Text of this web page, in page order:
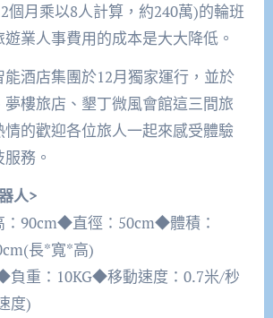
個月乘以8人計算，約240萬)的輪班
業人事費用的成本是大大降低。
能酒店集團於12月獨家運行，並於
樓旅店、墾丁微風會館這三間旅
的歡迎各位旅人一起來感受體驗
務。
人>
90cm◆直徑：50cm◆體積：
長*寬*高)
重：10KG◆移動速度：0.7米/秒
度)